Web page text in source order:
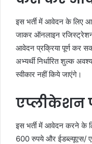
इस भर्ती में आवेदन के
जाकर ऑनलाइन
आवेदन प्रक्रिया पूर्ण कर
अभ्यर्थी निर्धारित शुल्क
स्वीकार नहीं किये जाएंगे।
एप्लीकेशन
इस भर्ती में आवेदन करने के
600 रुपये और ईडब्ल्यूएस/